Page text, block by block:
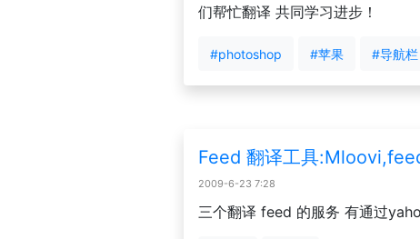
们帮忙翻译 共同学习进步！
#photoshop #苹果 #导航栏
Feed 翻译工具
2009-6-23 7:28
三个翻译 feed 的服务 有通过